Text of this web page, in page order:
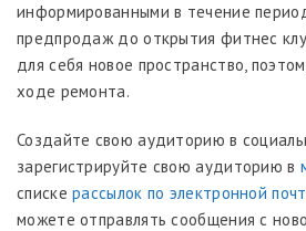
информированными в течение
предпродаж до открытия фитнес
для себя новое пространство,
ходе ремонта.
Создайте свою аудиторию в
зарегистрируйте свою аудиторию в
спискерассылок по электронной
можете отправлять сообщения с